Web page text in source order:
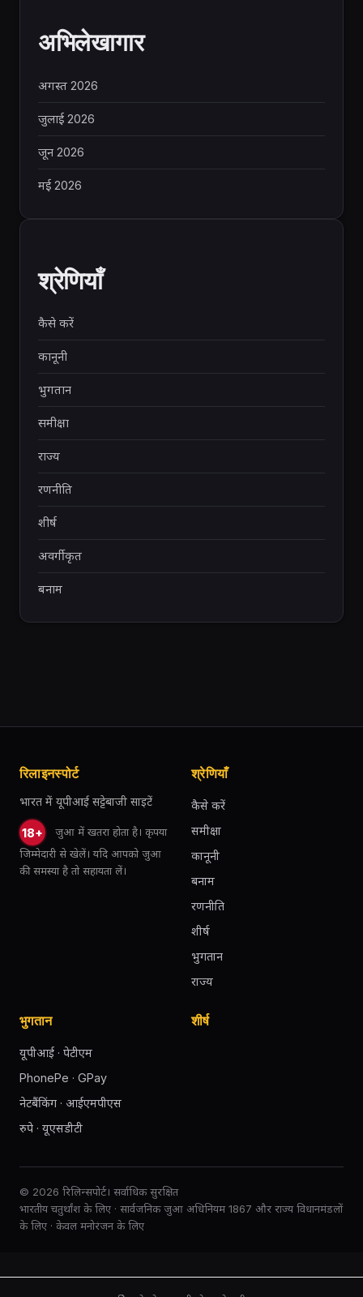
अभिलेखागार
अगस्त 2026
जुलाई 2026
जून 2026
मई 2026
श्रेणियाँ
कैसे करें
कानूनी
भुगतान
समीक्षा
राज्य
रणनीति
शीर्ष
अवर्गीकृत
बनाम
रिलाइनस्पोर्ट
भारत में यूपीआई सट्टेबाजी साइटें
18+
जुआ में खतरा होता है। कृपया
जिम्मेदारी से खेलें। यदि आपको जुआ
की समस्या है तो सहायता लें।
श्रेणियाँ
कैसे करें
समीक्षा
कानूनी
बनाम
रणनीति
शीर्ष
भुगतान
राज्य
भुगतान
यूपीआई · पेटीएम
PhonePe · GPay
नेटबैंकिंग · आईएमपीएस
रुपे · यूएसडीटी
शीर्ष
© 2026 रिलिन्सपोर्ट। सर्वाधिक सुरक्षित
भारतीय चतुर्थांश के लिए · सार्वजनिक जुआ अधिनियम 1867 और राज्य विधानमंडलों
के लिए · केवल मनोरंजन के लिए